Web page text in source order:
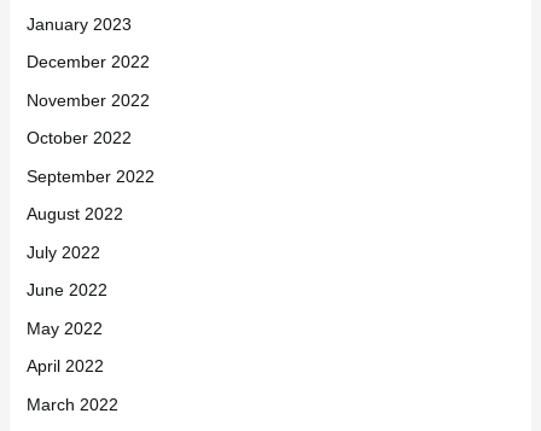
January 2023
December 2022
November 2022
October 2022
September 2022
August 2022
July 2022
June 2022
May 2022
April 2022
March 2022